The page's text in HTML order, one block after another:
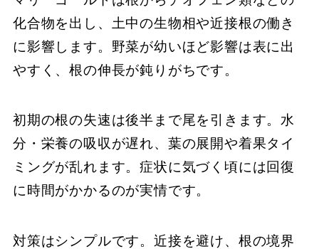
化合物を出し、土中の生物相や近接根の働き
に影響します。野菜が幼いほど影響は表に出
やすく、根の伸長が鈍りがちです。
初期の根の失速は後半まで尾を引きます。水
分・栄養の吸収が遅れ、葉の展開や着果タイ
ミングが乱れます。症状に気づく頃には回復
に時間がかかるのが実情です。
対策はシンプルです。近接を避け、根の境界